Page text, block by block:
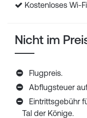
Kostenloses Wi-
Nicht im
Flugpreis.
Abflugsteuer
Eintrittsgebühr
Tal der Könige.